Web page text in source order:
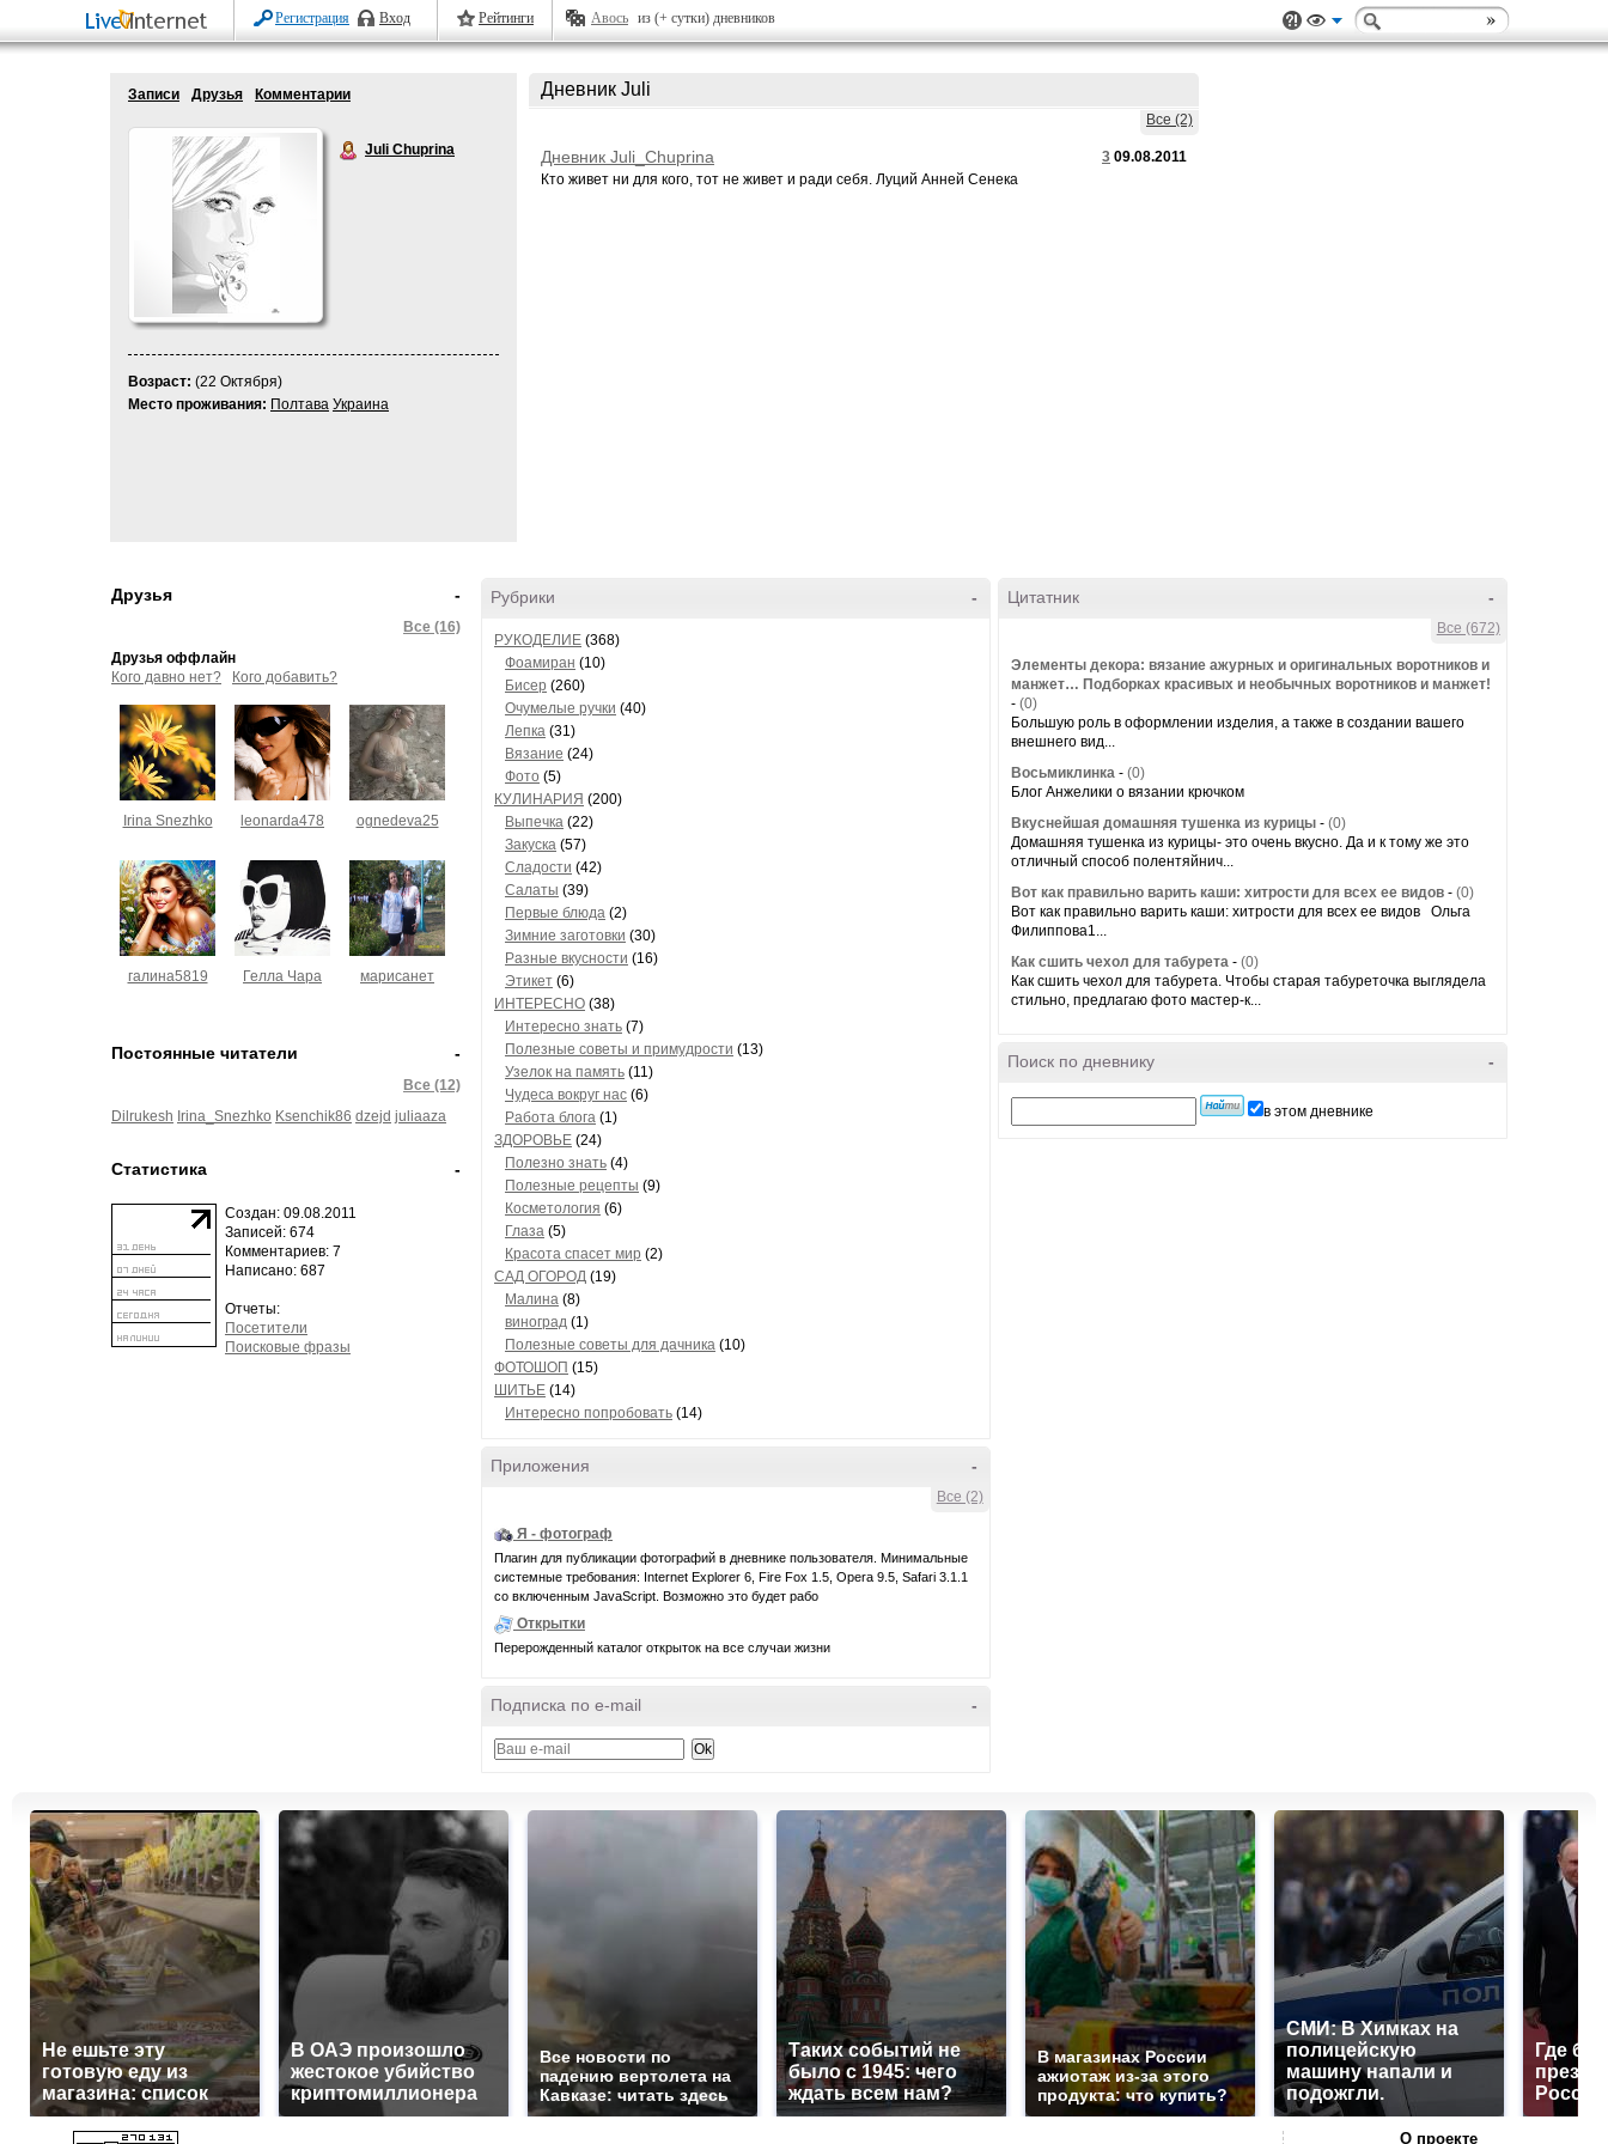
Регистрация Вход Рейтинги Авось из (+ сутки) дневников
Записи Друзья Комментарии
Juli Chuprina
Возраст: (22 Октября)
Место проживания: Полтава Украина
Дневник Juli
Все (2)
3 09.08.2011
Дневник Juli_Chuprina
Кто живет ни для кого, тот не живет и ради себя. Луций Анней Сенека
-
Друзья
Все (16)
Друзья оффлайн
Кого давно нет?
Кого добавить?
Irina Snezhko leonarda478 ognedeva25
галина5819 Гелла Чара марисанет
-
Постоянные читатели
Все (12)
Dilrukesh Irina_Snezhko Ksenchik86 dzejd juliaaza
-
Статистика
Создан: 09.08.2011
Записей: 674
Комментариев: 7
Написано: 687
Отчеты:
Посетители
Поисковые фразы
-
Рубрики
РУКОДЕЛИЕ (368)
Фоамиран (10)
Бисер (260)
Очумелые ручки (40)
Лепка (31)
Вязание (24)
Фото (5)
КУЛИНАРИЯ (200)
Выпечка (22)
Закуска (57)
Сладости (42)
Салаты (39)
Первые блюда (2)
Зимние заготовки (30)
Разные вкусности (16)
Этикет (6)
ИНТЕРЕСНО (38)
Интересно знать (7)
Полезные советы и примудрости (13)
Узелок на память (11)
Чудеса вокруг нас (6)
Работа блога (1)
ЗДОРОВЬЕ (24)
Полезно знать (4)
Полезные рецепты (9)
Косметология (6)
Глаза (5)
Красота спасет мир (2)
САД ОГОРОД (19)
Малина (8)
виноград (1)
Полезные советы для дачника (10)
ФОТОШОП (15)
ШИТЬЕ (14)
Интересно попробовать (14)
-
Приложения
Все (2)
Я - фотограф
Плагин для публикации фотографий в дневнике пользователя. Минимальные
системные требования: Internet Explorer 6, Fire Fox 1.5, Opera 9.5, Safari 3.1.1
со включенным JavaScript. Возможно это будет рабо
Открытки
Перерожденный каталог открыток на все случаи жизни
-
Подписка по e-mail
-
Цитатник
Все (672)
Элементы декора: вязание ажурных и оригинальных воротников и
манжет… Подборках красивых и необычных воротников и манжет!
- (0)
Большую роль в оформлении изделия, а также в создании вашего
внешнего вид...
Восьмиклинка - (0)
Блог Анжелики о вязании крючком
Вкуснейшая домашняя тушенка из курицы - (0)
Домашняя тушенка из курицы- это очень вкусно. Да и к тому же это
отличный способ полентяйнич...
Вот как правильно варить каши: хитрости для всех ее видов - (0)
Вот как правильно варить каши: хитрости для всех ее видов Ольга
Филиппова1...
Как сшить чехол для табурета - (0)
Как сшить чехол для табурета. Чтобы старая табуреточка выглядела
стильно, предлагаю фото мастер-к...
-
Поиск по дневнику
в этом дневнике
Не ешьте эту
готовую еду из
магазина: список
В ОАЭ произошло
жестокое убийство
криптомиллионера
Все новости по
падению вертолета на
Кавказе: читать здесь
Таких событий не
было с 1945: чего
ждать всем нам?
В магазинах России
ажиотаж из-за этого
продукта: что купить?
СМИ: В Химках на
полицейскую
машину напали и
подожгли.
Где
О проекте